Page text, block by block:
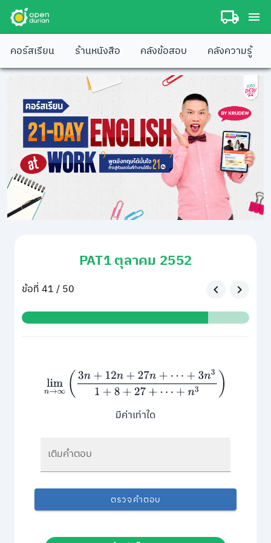
คอร์สเรียน ร้านหนังสือ คลังข้อสอบ คลังความรู้
PAT1 ตุลาคม 2552
ข้อที่ 41 / 50
limn →∞(3n+12n+27n+⋯+3n3 1 +8+27 +⋯
มีค่าเท่าใด
เติมคำตอบ
ตรวจคำตอบ